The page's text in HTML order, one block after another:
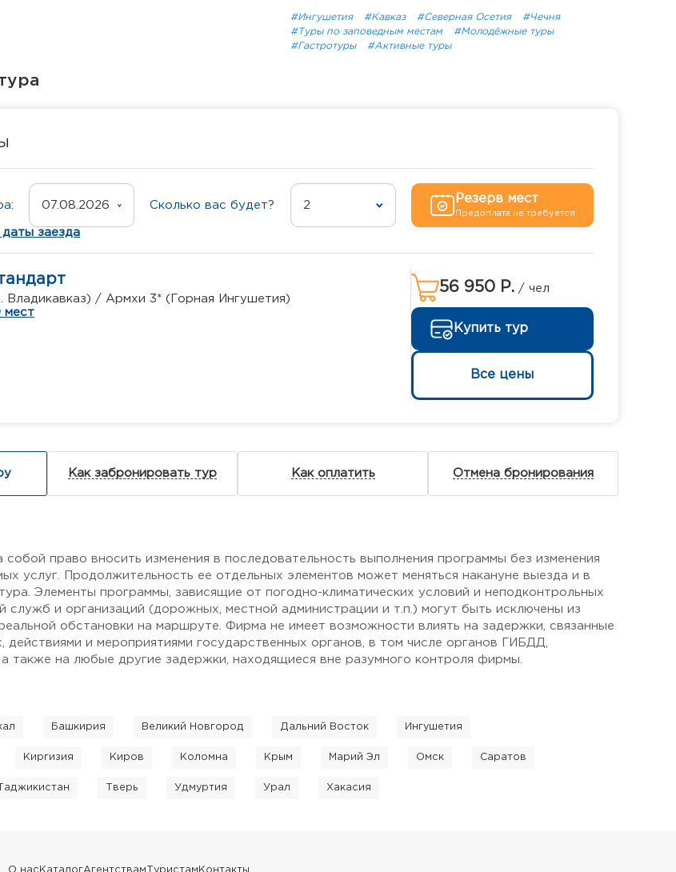
#Ингушетия #Кавказ #Северная Осетия
#Чечня
#Туры по заповедным местам
#Молодёжные туры
#Гастротуры
#Активные туры
07.08.2026 Сколько вас будет? 2
Резерв мест
Предоплата не требуется
даты заезда
Владикавказ) / Армхи 3* (Горная Ингушетия)
мест
56 950 Р./ чел
Купить тур
Все цены
Как забронировать тур Как оплатить Отмена бронирования
собой право вносить изменения в последовательность выполнения программы без изменения
услуг. Продолжительность ее отдельных элементов может меняться накануне выезда и в
Элементы программы, зависящие от погодно-климатических условий и неподконтрольных
служб и организаций (дорожных, местной администрации и т.п.) могут быть исключены из
обстановки на маршруте. Фирма не имеет возможности влиять на задержки, связанные
действиями и мероприятиями государственных органов, в том числе органов ГИБДД,
также на любые другие задержки, находящиеся вне разумного контроля фирмы.
Башкирия Великий Новгород Дальний Восток Ингушетия
Киргизия Киров Коломна Крым Марий Эл Омск Саратов
Таджикистан Тверь Удмуртия Урал Хакасия
О нас КаталогАгентствам Туристам Контакты